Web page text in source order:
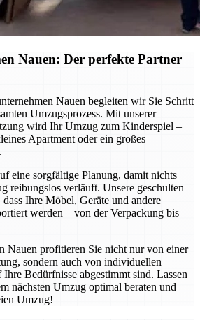
Nauen: Der perfekte Partner
Nauen begleiten wir Sie Schritt
Umzugsprozess. Mit unserer
wird Ihr Umzug zum Kinderspiel –
Apartment oder ein großes
eine sorgfältige Planung, damit nichts
reibungslos verläuft. Unsere geschulten
Ihre Möbel, Geräte und andere
werden – von der Verpackung bis
Nauen profitieren Sie nicht nur von einer
sondern auch von individuellen
Bedürfnisse abgestimmt sind. Lassen
nächsten Umzug optimal beraten und
Umzug!